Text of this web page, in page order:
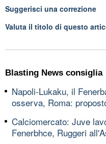
Suggerisci una correzione
Valuta il titolo di questo
Blasting News consiglia
Napoli-Lukaku, il
osserva, Roma:
Calciomercato: Juve
Fenerbhce, Ruggeri